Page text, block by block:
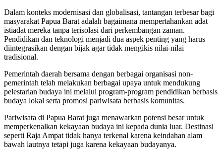
Dalam konteks modernisasi dan globalisasi, tantangan terbesar bagi
masyarakat Papua Barat adalah bagaimana mempertahankan adat
istiadat mereka tanpa terisolasi dari perkembangan zaman.
Pendidikan dan teknologi menjadi dua aspek penting yang harus
diintegrasikan dengan bijak agar tidak mengikis nilai-nilai
tradisional.
Pemerintah daerah bersama dengan berbagai organisasi non-
pemerintah telah melakukan berbagai upaya untuk mendukung
pelestarian budaya ini melalui program-program pendidikan berbasis
budaya lokal serta promosi pariwisata berbasis komunitas.
Pariwisata di Papua Barat juga menawarkan potensi besar untuk
memperkenalkan kekayaan budaya ini kepada dunia luar. Destinasi
seperti Raja Ampat tidak hanya terkenal karena keindahan alam
bawah lautnya tetapi juga karena kekayaan budayanya.